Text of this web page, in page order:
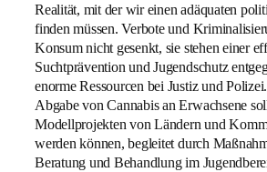
Realität, mit der wir einen adäquaten
finden müssen. Verbote und
Konsum nicht gesenkt, sie stehen einer
Suchtprävention und Jugendschutz
enorme Ressourcen bei Justiz und
Abgabe von Cannabis an Erwachsene
Modellprojekten von Ländern und
werden können, begleitet durch
Beratung und Behandlung im